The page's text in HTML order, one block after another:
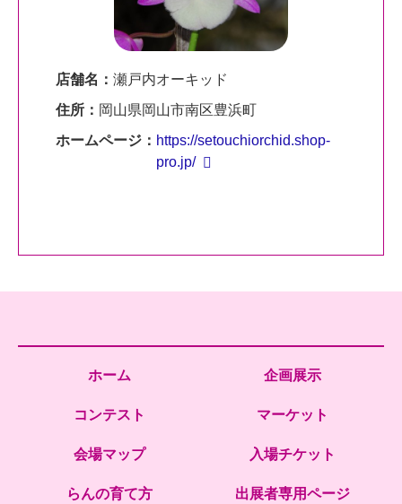
店舗名： 瀬戸内オーキッド
住所： 岡山県岡山市南区豊浜町
ホームページ： https://setouchiorchid.shop-
pro.jp/
ホーム 企画展示
コンテスト マーケット
会場マップ 入場チケット
らんの育て方 出展者専用ページ